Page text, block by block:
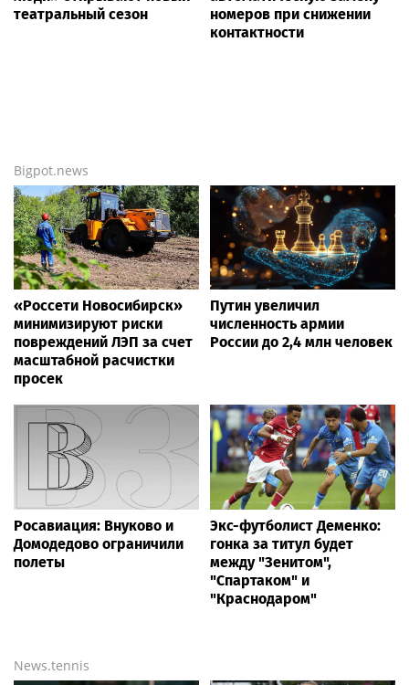
театральный сезон
номеров при снижении
контактности
Bigpot.news
«Россети Новосибирск»
минимизируют риски
повреждений ЛЭП за счет
масштабной расчистки
просек
Путин увеличил
численность армии
России до 2,4 млн человек
Росавиация: Внуково и
Домодедово ограничили
полеты
Экс-футболист Деменко:
гонка за титул будет
между "Зенитом",
"Спартаком" и
"Краснодаром"
News.tennis